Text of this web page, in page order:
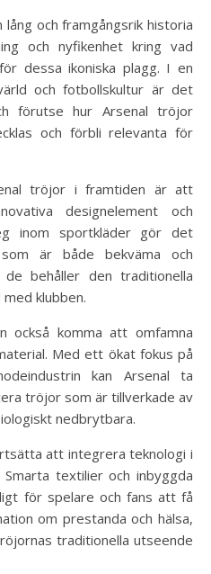
och framgångsrik historia
och nyfikenhet kring vad
dessa ikoniska plagg. I en
och fotbollskultur är det
förutse hur Arsenal tröjor
och förbli relevanta för
tröjor i framtiden är att
designelement och
inom sportkläder gör det
är både bekväma och
behåller den traditionella
klubben.
också komma att omfamna
Med ett ökat fokus på
kan Arsenal ta
tröjor som är tillverkade av
nedbrytbara.
att integrera teknologi i
textilier och inbyggda
för spelare och fans att få
om prestanda och hälsa,
traditionella utseende